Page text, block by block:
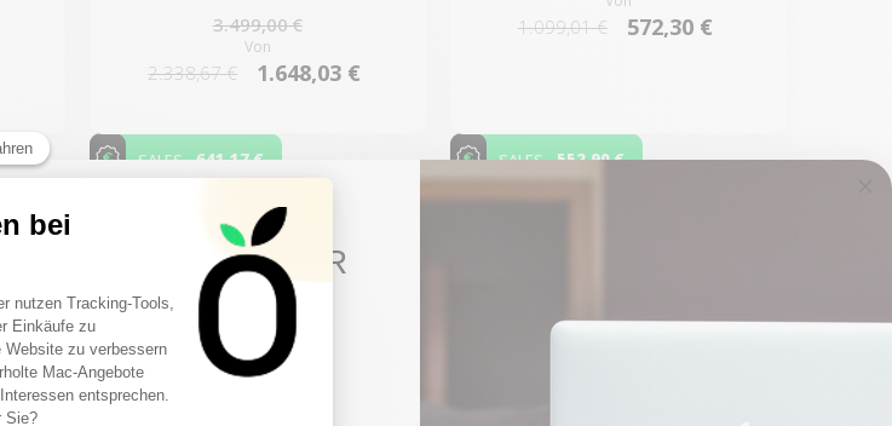
3.499,00 €
Von
2.338,67 € 1.648,03 €
1.099,01 € 572,30 €
SALES -641,17 €
2 restprodukte
SALES -552,90 €
10€ FREE ON YOUR
FIRST ORDER
Sign up to receive your discount.